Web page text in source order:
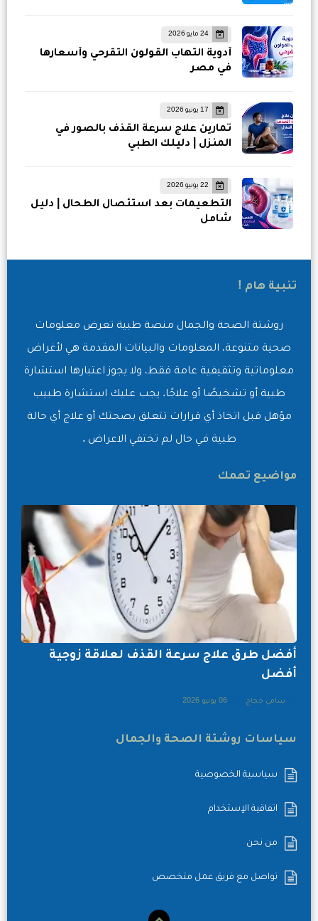
24 مايو 2026
أدوية التهاب القولون التقرحي وأسعارها
في مصر
17 يونيو 2026
تمارين علاج سرعة القذف بالصور في
المنزل | دليلك الطبي
22 يونيو 2026
التطعيمات بعد استئصال الطحال | دليل
شامل
تنبية هام !
روشتة الصحة والجمال منصة طبية تعرض معلومات
صحية متنوعة، المعلومات والبيانات المقدمة هي لأغراض
معلوماتية وتثقيفية عامة فقط، ولا يجوز اعتبارها استشارة
طبية أو تشخيصًا أو علاجًا. يجب عليك استشارة طبيب
مؤهل قبل اتخاذ أي قرارات تتعلق بصحتك أو علاج أي حالة
طبية في حال لم تختفي الاعراض .
مواضيع تهمك
أفضل طرق علاج سرعة القذف لعلاقة زوجية
أفضل
سامي حجاج 06 يونيو 2026
سياسات روشتة الصحة والجمال
سياسية الخصوصية
اتفاقية الإستخدام
من نحن
تواصل مع فريق عمل متخصص